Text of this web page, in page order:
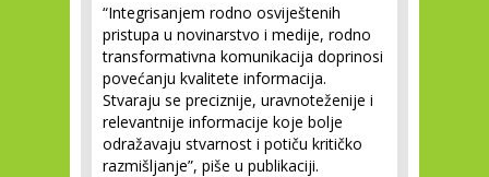
“Integrisanjem rodno osviještenih
pristupa u novinarstvo i medije, rodno
transformativna komunikacija doprinosi
povećanju kvalitete informacija.
Stvaraju se preciznije, uravnoteženije i
relevantnije informacije koje bolje
odražavaju stvarnost i potiču kritičko
razmišljanje”, piše u publikaciji.